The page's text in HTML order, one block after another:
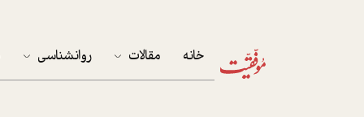
خانه مقالات روانشناسی